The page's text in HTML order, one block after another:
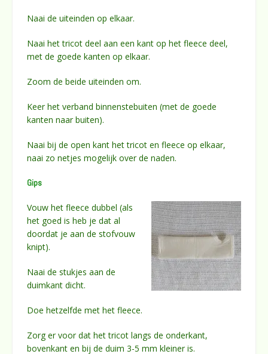
Naai de uiteinden op elkaar.
Naai het tricot deel aan een kant op het fleece deel,
met de goede kanten op elkaar.
Zoom de beide uiteinden om.
Keer het verband binnenstebuiten (met de goede
kanten naar buiten).
Naai bij de open kant het tricot en fleece op elkaar,
naai zo netjes mogelijk over de naden.
Gips
Vouw het fleece dubbel (als
het goed is heb je dat al
doordat je aan de stofvouw
knipt).
Naai de stukjes aan de
duimkant dicht.
Doe hetzelfde met het fleece.
Zorg er voor dat het tricot langs de onderkant,
bovenkant en bij de duim 3-5 mm kleiner is.